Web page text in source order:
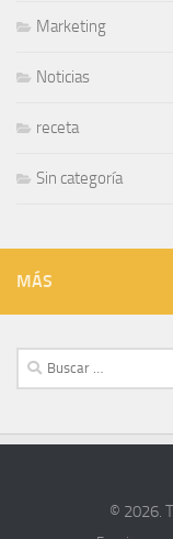
Marketing
Noticias
receta
Sin categoría
MÁS
Buscar:
© 2026.